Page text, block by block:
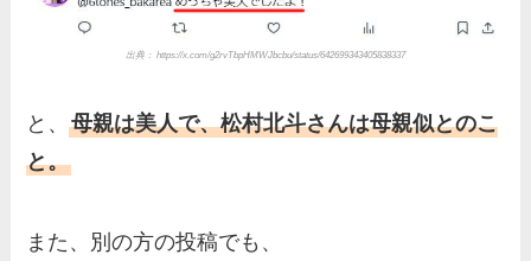
出典： https://x.com/g2rvTbpHMWJbcbu/status/642699343405838337
と、母親は美人で、松村北斗さんは母親似とのこ
と。
また、別の方の投稿でも、